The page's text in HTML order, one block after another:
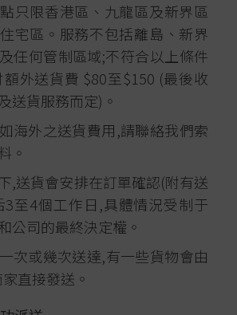
只限香港區、九龍區及新界區
宅區。服務不包括離島、新界
任何管制區域;不符合以上條件
外送貨費 $80至$150 (最後收
送貨服務而定)。
海外之送貨費用,請聯絡我們索
。
,送貨會安排在訂單確認(附有送
3至4個工作日,具體情況受制于
公司的最終決定權。
次或幾次送達,有一些貨物會由
直接發送。